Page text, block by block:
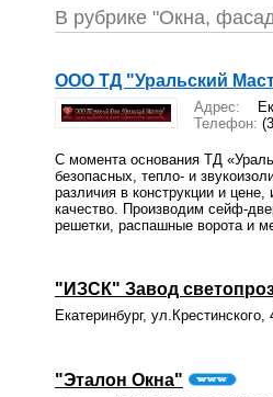
В рубрике "Окна,
ООО ТД "Уральский
Адрес:
Телефон:
С момента основания ТД
безопасных, тепло- и
различия в конструкции и
качество. Производим сейф-
решетки, распашные ворота и
"ИЗСК" Завод
Екатеринбург,
"Эталон Окна"